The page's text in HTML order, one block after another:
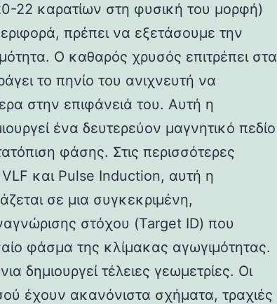
22 καρατίων στη φυσική του μορφή)
πρέπει να εξετάσουμε την
Ο καθαρός χρυσός επιτρέπει στα
το πηνίο του ανιχνευτή να
στην επιφάνειά του. Αυτή η
ένα δευτερεύον μαγνητικό πεδίο
φάσης. Στις περισσότερες
και Pulse Induction, αυτή η
σε μια συγκεκριμένη,
στόχου (Target ID) που
φάσμα της κλίμακας αγωγιμότητας.
δημιουργεί τέλειες γεωμετρίες. Οι
έχουν ακανόνιστα σχήματα, τραχιές